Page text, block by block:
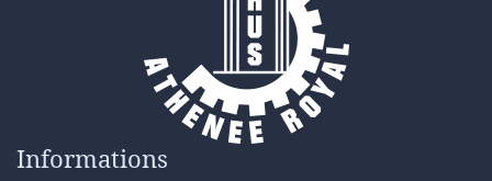
Informations